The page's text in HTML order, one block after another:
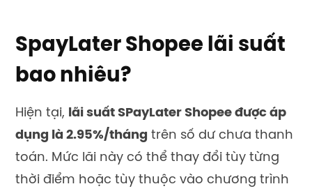
SpayLater Shopee lãi suất
bao nhiêu?
Hiện tại, lãi suất SPayLater Shopee được áp
dụng là 2.95%/tháng trên số dư chưa thanh
toán. Mức lãi này có thể thay đổi tùy từng
thời điểm hoặc tùy thuộc vào chương trình